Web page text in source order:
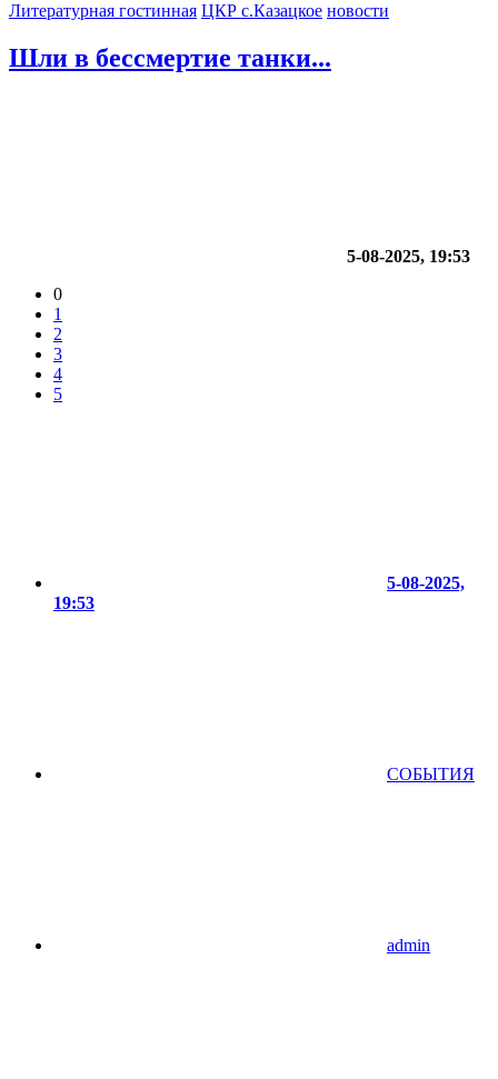
Литературная гостинная ЦКР с.Казацкое новости
Шли в бессмертие танки...
5-08-2025, 19:53
0
1
2
3
4
5
5-08-2025,
19:53
СОБЫТИЯ
admin